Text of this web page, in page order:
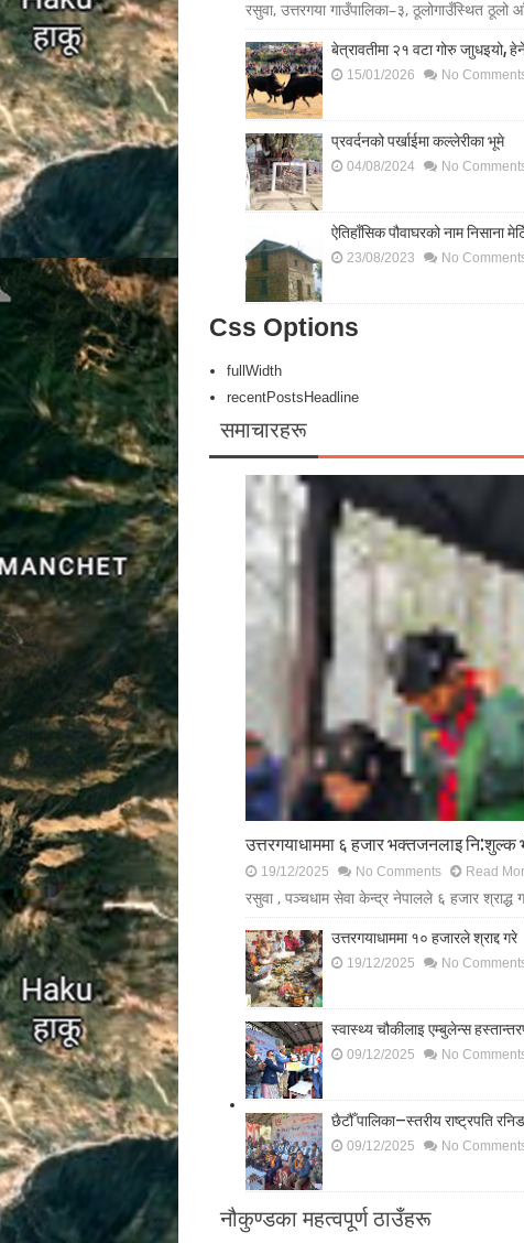
रसुवा, उत्तरगया गाउँपालिका–३, ठूलोगाउँस्थित ठूलो
बेत्रावतीमा २१ वटा गोरु जाुधइयो,
15/01/2026 No
प्रवर्दनको पर्खाईमा कल्लेरीका भूमे
04/08/2024 No
ऐतिहाँसिक पौवाघरको नाम निसाना
23/08/2023 No
Css Options
fullWidth
recentPostsHeadline
समाचारहरू
उत्तरगयाधाममा ६ हजार भक्तजनलाइ नि:शुल्क
19/12/2025 No Comments Read
रसुवा , पञ्चधाम सेवा केन्द्र नेपालले ६ हजार
उत्तरगयाधाममा १० हजारले श्राद्द गरे
19/12/2025 No
स्वास्थ्य चौकीलाइ एम्बुलेन्स
09/12/2025 No
छैटौँ पालिका–स्तरीय राष्ट्रपति
09/12/2025 No
नौकुण्डका महत्वपूर्ण ठाउँहरू